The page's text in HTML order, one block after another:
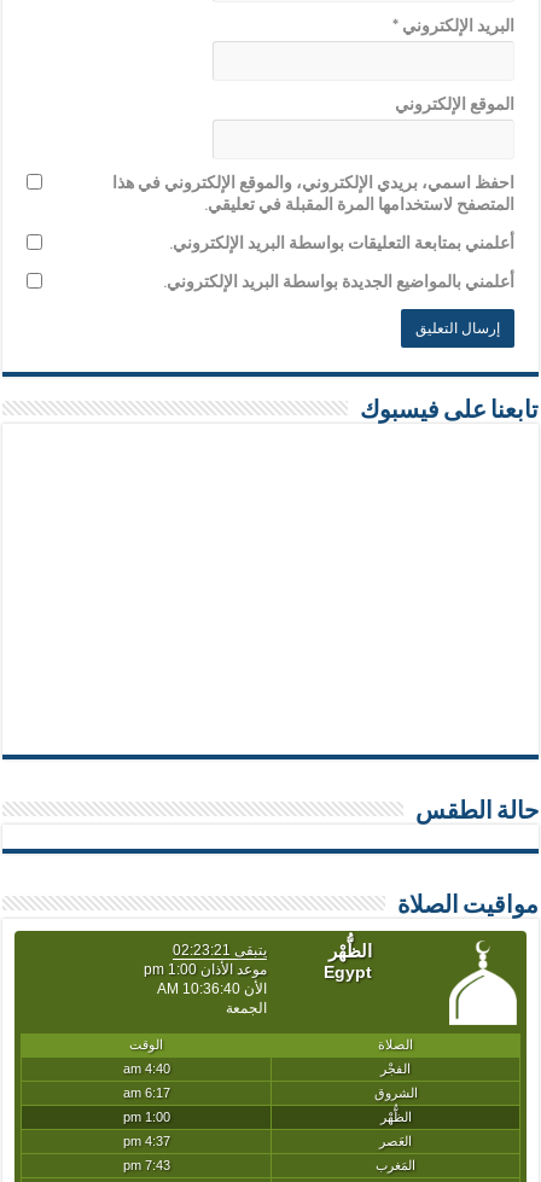
البريد الإلكتروني*
الموقع الإلكتروني
احفظ اسمي، بريدي الإلكتروني، والموقع الإلكتروني في هذا
المتصفح لاستخدامها المرة المقبلة في تعليقي.
أعلمني بمتابعة التعليقات بواسطة البريد الإلكتروني.
أعلمني بالمواضيع الجديدة بواسطة البريد الإلكتروني.
تابعنا على فيسبوك
حالة الطقس
مواقيت الصلاة